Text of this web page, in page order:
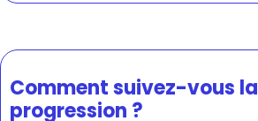
Comment suivez-vous la
progression ?